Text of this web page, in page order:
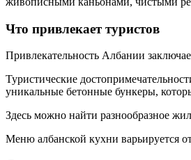
Что привлекает туристов
Привлекательность Албании
Туристические
уникальные бетонные бункеры,
Здесь можно найти разнообразное
Меню албанской кухни варьируется